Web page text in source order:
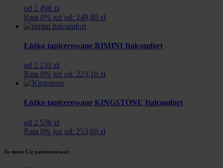
od 2 498 zł
Rata 0% już od: 249,80 zł
Łóżko tapicerowane RIMINI Italcomfort
od 2 231 zł
Rata 0% już od: 223,10 zł
Łóżko tapicerowane KINGSTONE Italcomfort
od 2 536 zł
Rata 0% już od: 253,60 zł
To może Cię zainteresować: